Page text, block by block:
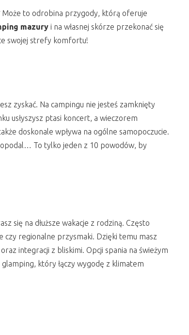
Może to odrobina przygody, którą oferuje
mazury i na własnej skórze przekonać się
swojej strefy komfortu!
zyskać. Na campingu nie jesteś zamknięty
usłyszysz ptasi koncert, a wieczorem
doskonale wpływa na ogólne samopoczucie.
To tylko jeden z 10 powodów, by
się na dłuższe wakacje z rodziną. Często
czy regionalne przysmaki. Dzięki temu masz
integracji z bliskimi. Opcji spania na świeżym
który łączy wygodę z klimatem